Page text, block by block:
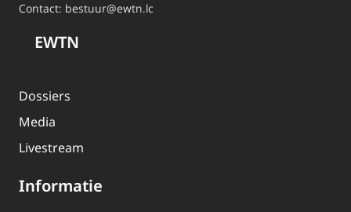
Contact: bestuur@ewtn.lc
EWTN
Dossiers
Media
Livestream
Informatie